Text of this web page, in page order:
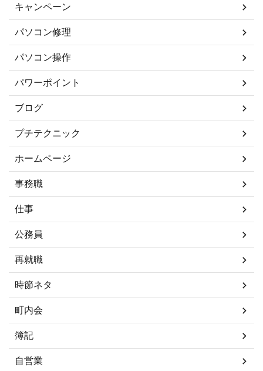
キャンペーン
パソコン修理
パソコン操作
パワーポイント
ブログ
プチテクニック
ホームページ
事務職
仕事
公務員
再就職
時節ネタ
町内会
簿記
自営業